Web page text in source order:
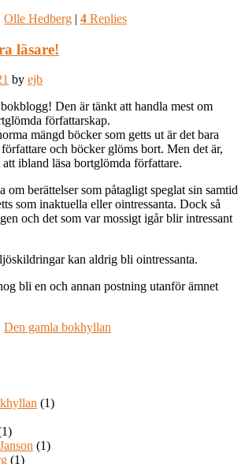
Olle Hedberg | 4 Replies
läsare!
by ejb
Den är tänkt att handla mest om
författarskap.
mängd böcker som getts ut är det bara
och böcker glöms bort. Men det är,
ibland läsa bortglömda författare.
om berättelser som påtagligt speglat sin samtid
som inaktuella eller ointressanta. Dock så
och det som var mossigt igår blir intressant
kan aldrig bli ointressanta.
bli en och annan postning utanför ämnet
Den gamla bokhyllan
(1)
(1)
(1)